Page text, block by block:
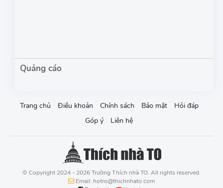
Trang chủ Điều khoản Chính sách Bảo mật
Hỏi đáp
Góp ý
Liên hệ
© Copyright 2024 - 2026 Trường Thích nhà TO. All rights reserved.
Email: hotro@thichnhato.com